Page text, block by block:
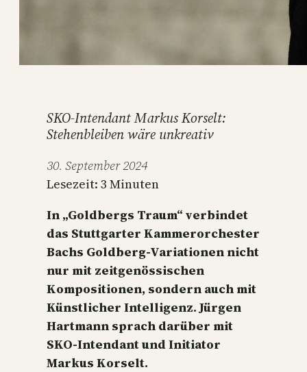
SKO-Intendant Markus Korselt:
Stehenbleiben wäre unkreativ
30. September 2024
Lesezeit: 3 Minuten
In „Goldbergs Traum“ verbindet
das Stuttgarter Kammerorchester
Bachs Goldberg-Variationen nicht
nur mit zeitgenössischen
Kompositionen, sondern auch mit
Künstlicher Intelligenz. Jürgen
Hartmann sprach darüber mit
SKO-Intendant und Initiator
Markus Korselt.